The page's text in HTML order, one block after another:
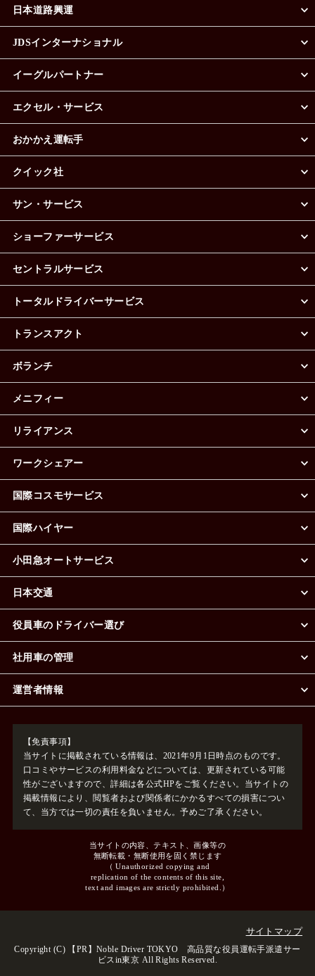
日本道路興運
JDSインターナショナル
イーグルパートナー
エクセル・サービス
おかかえ運転手
クイック社
サン・サービス
ショーファーサービス
セントラルサービス
トータルドライバーサービス
トランスアクト
ボランチ
メニフィー
リライアンス
ワークシェアー
国際コスモサービス
国際ハイヤー
小田急オートサービス
日本交通
役員車のドライバー選び
社用車の管理
運営者情報
【免責事項】
当サイトに掲載されている情報は、2021年9月1日時点のものです。
口コミやサービスの利用料金などについては、更新されている可能
性がございますので、詳細は各公式HPをご覧ください。当サイトの
掲載情報により、閲覧者および関係者にかかるすべての損害につい
て、当方では一切の責任を負いません。予めご了承ください。
当サイトの内容、テキスト、画像等の
無断転載・無断使用を固く禁じます
（ Unauthorized copying and
replication of the contents of this site,
text and images are strictly prohibited.）
サイトマップ
Copyright (C)
Noble Driver TOKYO 高品質な役員運転手派遣サー
ビスin東京 All Rights Reserved.